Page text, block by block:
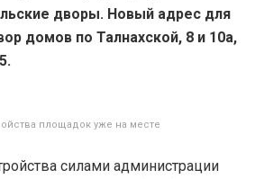
дворы. Новый адрес для
домов по Талнахской, 8 и 10а,
площадок уже на месте
силами администрации